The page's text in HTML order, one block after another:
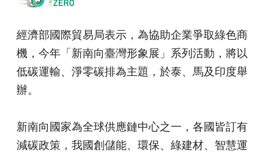
經濟部國際貿易局表示，為協助企業爭取綠色商
機，今年「新南向臺灣形象展」系列活動，將以
低碳運輸、淨零碳排為主題，於泰、馬及印度舉
辦。
新南向國家為全球供應鏈中心之一，各國皆訂有
減碳政策，我國創儲能、環保、綠建材、智慧運